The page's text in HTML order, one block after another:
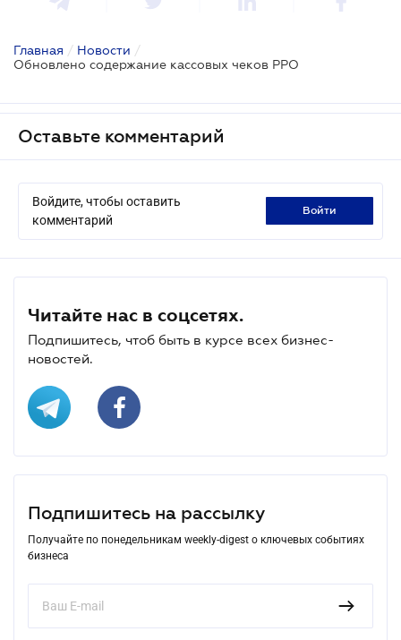
Главная / Новости /
Обновлено содержание кассовых чеков РРО
Оставьте комментарий
Войдите, чтобы оставить
комментарий
войти
Читайте нас в соцсетях.
Подпишитесь, чтоб быть в курсе всех бизнес-
новостей.
Подпишитесь на рассылку
Получайте по понедельникам weekly-digest о ключевых событиях
бизнеса